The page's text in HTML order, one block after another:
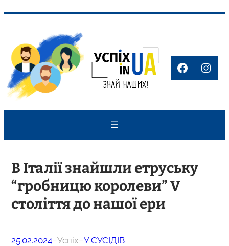
вмісту
В Італії знайшли етруську
“гробницю королеви” V
століття до нашої ери
25.02.2024–Успіх–У СУСІДІВ